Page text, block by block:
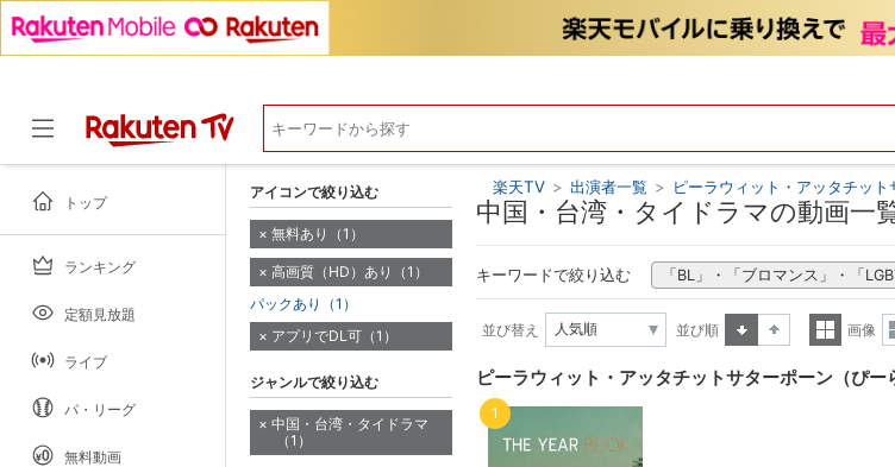
トップ
ランキング
定額見放題
ライブ
パ・リーグ
無料動画
楽天TV > 出演者一覧 > ピーラウィット・アッタチッ
中国・台湾・タイドラマの動画一
キーワードで絞り込む 「BL」・「ブロマンス」・「
並び替え
並び順
画像
ピーラウィット・アッタチットサターポーン（ぴ
1
アイコンで絞り込む
無料あり（1）
高画質（HD）あり（1）
パックあり（1）
アプリでDL可（1）
ジャンルで絞り込む
中国・台湾・タイドラマ
（1）